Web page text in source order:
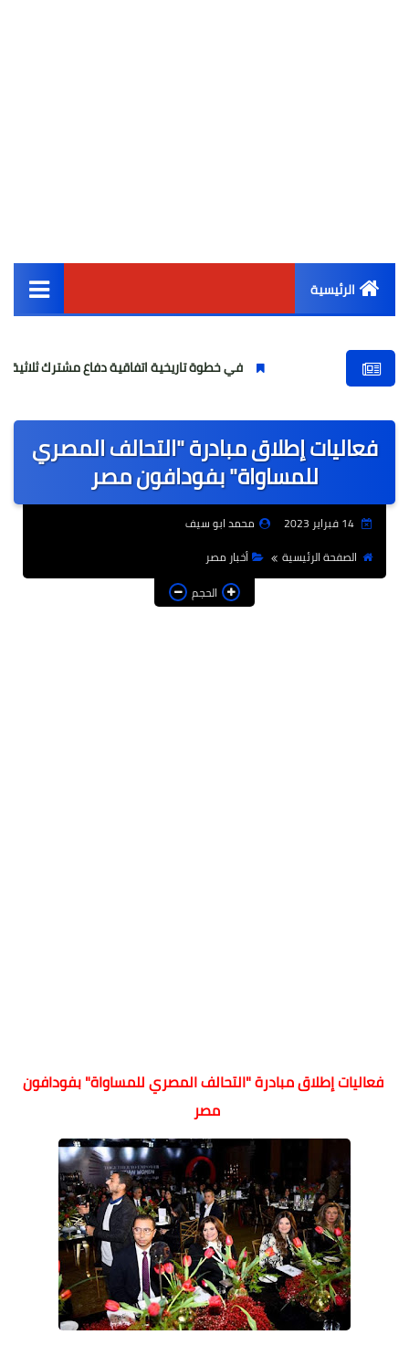
الرئيسية
أخبار مصر
عالمى
الرياضة
حوادث وقضايا
التعليم
في خطوة تاريخية اتفاقية دفاع مشترك ثلاثية بين السعودية
فعاليات إطلاق مبادرة "التحالف المصري
للمساواة" بفودافون مصر
14 فبراير 2023
محمد ابو سيف
الصفحة الرئيسية
أخبار مصر
الحجم
فعاليات إطلاق مبادرة "التحالف المصري للمساواة" بفودافون
مصر